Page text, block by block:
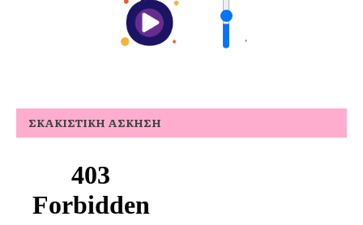
'
ΣΚΑΚΙΣΤΙΚΉ ΆΣΚΗΣΗ